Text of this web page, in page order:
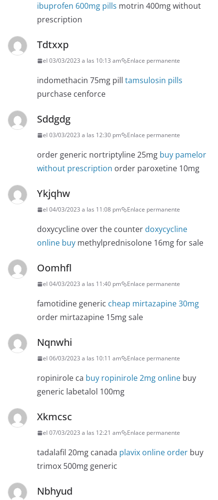
ibuprofen 600mg pills motrin 400mg without
prescription
Tdtxxp
el 03/03/2023 a las 10:13 am Enlace permanente
indomethacin 75mg pill tamsulosin pills
purchase cenforce
Sddgdg
el 03/03/2023 a las 12:30 pm Enlace permanente
order generic nortriptyline 25mg buy pamelor
without prescription order paroxetine 10mg
Ykjqhw
el 04/03/2023 a las 11:08 pm Enlace permanente
doxycycline over the counter doxycycline
online buy methylprednisolone 16mg for sale
Oomhfl
el 04/03/2023 a las 11:40 pm Enlace permanente
famotidine generic cheap mirtazapine 30mg
order mirtazapine 15mg sale
Nqnwhi
el 06/03/2023 a las 10:11 am Enlace permanente
ropinirole ca buy ropinirole 2mg online buy
generic labetalol 100mg
Xkmcsc
el 07/03/2023 a las 12:21 am Enlace permanente
tadalafil 20mg canada plavix online order buy
trimox 500mg generic
Nbhyud